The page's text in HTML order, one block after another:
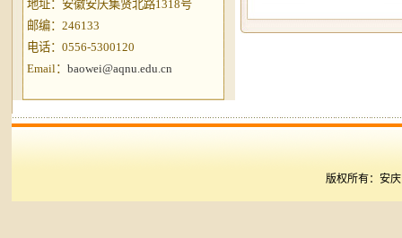
地址：安徽安庆集贤北路1318号
邮编：246133
电话：0556-5300120
Email： baowei@aqnu.edu.cn
版权所有：安